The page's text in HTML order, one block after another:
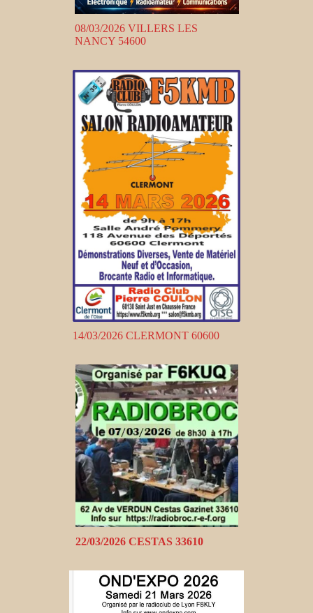
08/03/2026 VILLERS LES
NANCY 54600
14/03/2026 CLERMONT 60600
22/03/2026 CESTAS 33610